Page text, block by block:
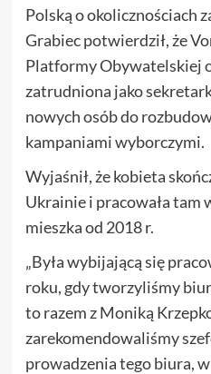
Polską o okolicznościach
Grabiec potwierdził, że
Platformy Obywatelskiej
zatrudniona jako
nowych osób do
kampaniami wyborczymi.
Wyjaśnił, że kobieta
Ukrainie i pracowała tam
mieszka od 2018 r.
„Była wybijającą się
roku, gdy tworzyliśmy
to razem z Moniką
zarekomendowaliśmy
prowadzenia tego biura,